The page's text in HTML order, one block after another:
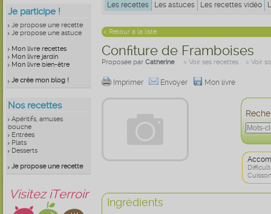
Je participe !
Je propose une recette
Je propose une astuce
Mon livre recettes
Mon livre jardin
Mon livre bien-être
Je crée mon blog !
Nos recettes
Apéritifs, amuses
bouche
Entrées
Plats
Desserts
Je propose une recette
Visitez iTerroir
Les recettes Les astuces Les recettes vidéo
< Retour à la liste
Confiture de Framboises
Proposée par Catherine > Voir ses recettes > Voir
Imprimer Envoyer Mon livre
Ingrédients